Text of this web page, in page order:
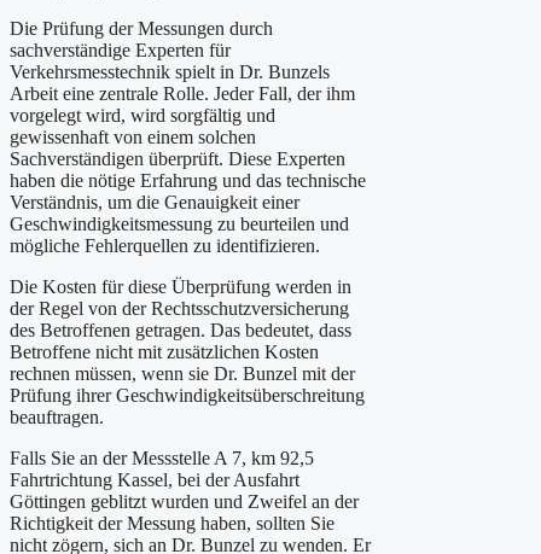
Die Prüfung der Messungen durch
sachverständige Experten für
Verkehrsmesstechnik spielt in Dr. Bunzels
Arbeit eine zentrale Rolle. Jeder Fall, der ihm
vorgelegt wird, wird sorgfältig und
gewissenhaft von einem solchen
Sachverständigen überprüft. Diese Experten
haben die nötige Erfahrung und das technische
Verständnis, um die Genauigkeit einer
Geschwindigkeitsmessung zu beurteilen und
mögliche Fehlerquellen zu identifizieren.
Die Kosten für diese Überprüfung werden in
der Regel von der Rechtsschutzversicherung
des Betroffenen getragen. Das bedeutet, dass
Betroffene nicht mit zusätzlichen Kosten
rechnen müssen, wenn sie Dr. Bunzel mit der
Prüfung ihrer Geschwindigkeitsüberschreitung
beauftragen.
Falls Sie an der Messstelle A 7, km 92,5
Fahrtrichtung Kassel, bei der Ausfahrt
Göttingen geblitzt wurden und Zweifel an der
Richtigkeit der Messung haben, sollten Sie
nicht zögern, sich an Dr. Bunzel zu wenden. Er